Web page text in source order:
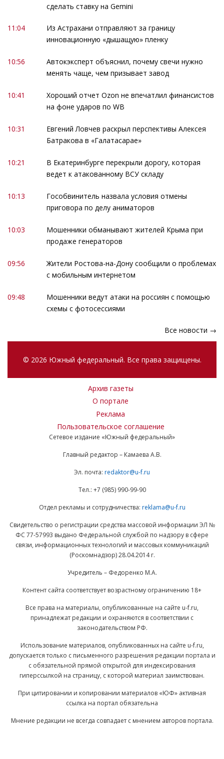
сделать ставку на Gemini
11:04
Из Астрахани отправляют за границу
инновационную «дышащую» пленку
10:56
Автокэксперт объяснил, почему свечи нужно
менять чаще, чем призывает завод
10:41
Хороший отчет Ozon не впечатлил финансистов
на фоне ударов по WB
10:31
Евгений Ловчев раскрыл перспективы Алексея
Батракова в «Галатасарае»
10:21
В Екатеринбурге перекрыли дорогу, которая
ведет к атакованному ВСУ складу
10:13
Гособвинитель назвала условия отмены
приговора по делу аниматоров
10:03
Мошенники обманывают жителей Крыма при
продаже генераторов
09:56
Жители Ростова-на-Дону сообщили о проблемах
с мобильным интернетом
09:48
Мошенники ведут атаки на россиян с помощью
схемы с фотосессиями
Все новости →
© 2026 Южный федеральный. Все права защищены.
Архив газеты
О портале
Реклама
Пользовательское соглашение
Сетевое издание «Южный федеральный»
Главный редактор – Камаева А.В.
Эл. почта: redaktor@u-f.ru
Тел.: +7 (985) 990-99-90
Отдел рекламы и сотрудничества: reklama@u-f.ru
Свидетельство о регистрации средства массовой информации ЭЛ №
ФС 77-57993 выдано Федеральной службой по надзору в сфере
связи, информационных технологий и массовых коммуникаций
(Роскомнадзор) 28.04.2014 г.
Учредитель – Федоренко М.А.
Контент сайта соответствует возрастному ограничению 18+
Все права на материалы, опубликованные на сайте u-f.ru,
принадлежат редакции и охраняются в соответствии с
законодательством РФ.
Использование материалов, опубликованных на сайте u-f.ru,
допускается только с письменного разрешения редакции портала и
с обязательной прямой открытой для индексирования
гиперссылкой на страницу, с которой материал заимствован.
При цитировании и копировании материалов «ЮФ» активная
ссылка на портал обязательна
Мнение редакции не всегда совпадает с мнением авторов портала.